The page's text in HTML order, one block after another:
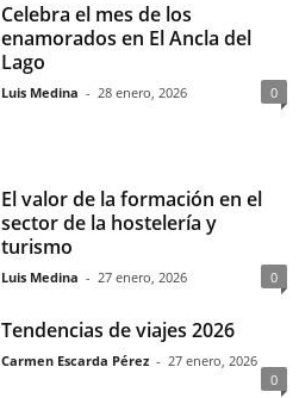
Celebra el mes de los
enamorados en El Ancla del
Lago
Luis Medina - 28 enero, 2026 0
El valor de la formación en el
sector de la hostelería y
turismo
Luis Medina - 27 enero, 2026 0
Tendencias de viajes 2026
Carmen Escarda Pérez - 27 enero, 2026
0